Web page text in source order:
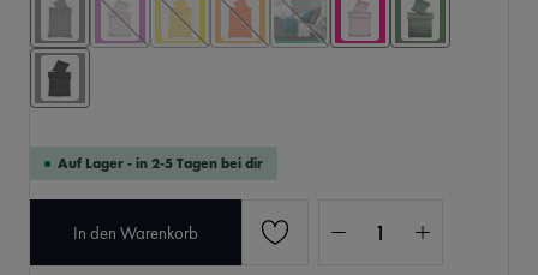
Auf Lager - in 2-5 Tagen bei dir
In den Warenkorb